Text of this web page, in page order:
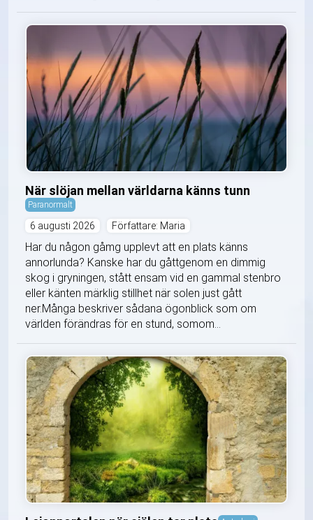
När slöjan mellan världarna känns tunn
Paranormalt
6 augusti 2026 Författare: Maria
Har du någon gåmg upplevt att en plats känns
annorlunda? Kanske har du gåttgenom en dimmig
skog i gryningen, stått ensam vid en gammal stenbro
eller känten märklig stillhet när solen just gått
ner.Många beskriver sådana ögonblick som om
världen förändras för en stund, somom...